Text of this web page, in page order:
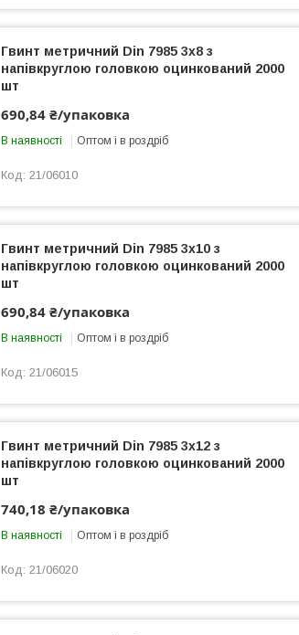
Гвинт метричний Din 7985 3x8 з
напівкруглою головкою оцинкований 2000
шт
690,84 ₴/упаковка
В наявності Оптом і в роздріб
21/06010
Гвинт метричний Din 7985 3x10 з
напівкруглою головкою оцинкований 2000
шт
690,84 ₴/упаковка
В наявності Оптом і в роздріб
21/06015
Гвинт метричний Din 7985 3x12 з
напівкруглою головкою оцинкований 2000
шт
740,18 ₴/упаковка
В наявності Оптом і в роздріб
21/06020